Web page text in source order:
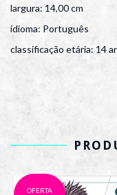
largura: 14,00 cm
idioma: Português
classificação etária: 14
OFERTA